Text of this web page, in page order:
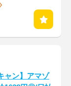
ャン】アマゾ